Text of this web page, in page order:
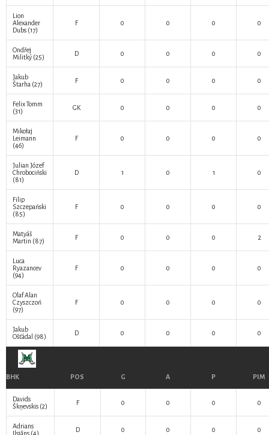
Lion
Alexander
Dubs (17)
F 0 0 0 0
Ondřej
Militký (25) D 0 0 0 0
Jakub
Štarha (27) F 0 0 0 0
Felix Tomm
(31)
GK 0 0 0 0
Mikołaj
Leimann
(46)
F 0 0 0 0
Julian Józef
Chrobociński
(81)
D 1 0 1 0
Filip
Szczepański
(85)
F 0 0 0 0
Matyáš
Martin (87) F 0 0 0 2
Luca
Ryazancev
(94)
F 0 0 0 0
Olaf Alan
Czyszczoń
(97)
F 0 0 0 0
Jakub
Ošťádal (98) D 0 0 0 0
BHK POS G A P PIM
Davids
Škņevskis (2) F 0 0 0 0
Adrians
Ilsjāns (4) D 0 0 0 0